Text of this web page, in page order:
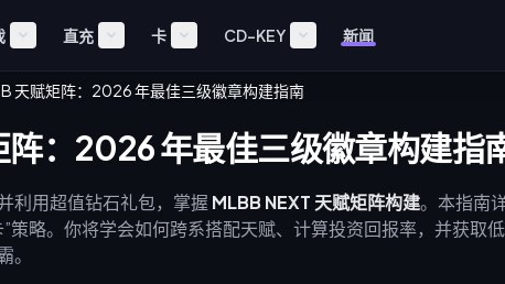
直充 卡 CD-KEY 新闻
天赋矩阵：2026 年最佳三级徽章构建指南
阵：2026 年最佳三级徽章构建指
利用超值钻石礼包，掌握 MLBB NEXT 天赋矩阵构建。本指南
策略。你将学会如何跨系搭配天赋、计算投资回报率，并获取
。